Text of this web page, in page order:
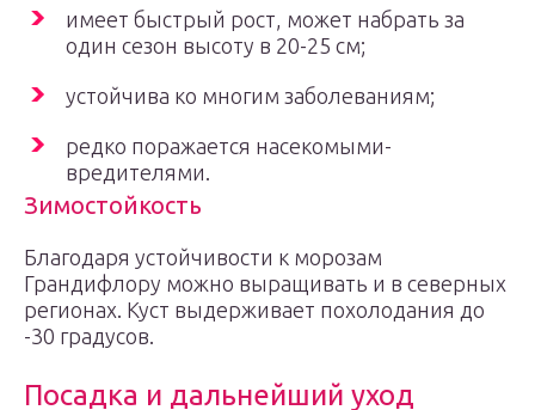
имеет быстрый рост, может набрать за
один сезон высоту в 20-25 см;
устойчива ко многим заболеваниям;
редко поражается насекомыми-
вредителями.
Зимостойкость
Благодаря устойчивости к морозам
Грандифлору можно выращивать и в северных
регионах. Куст выдерживает похолодания до
-30 градусов.
Посадка и дальнейший уход